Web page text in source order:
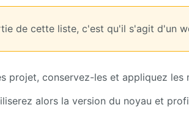
de cette liste, c'est qu'il s'agit d'un
projet, conservez-les et appliquez les
alors la version du noyau et